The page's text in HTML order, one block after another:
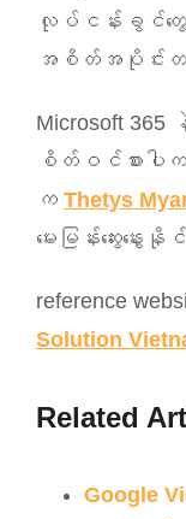
လုပ်ငန်းခွင်တွ
အစိတ်အပိုင်းတစ်
Microsoft 365 နဲ့ အ
စိတ်ဝင်စားပ
က Thetys
မေးမြန်းဆွေးနွ
reference
Solution
Related
Google